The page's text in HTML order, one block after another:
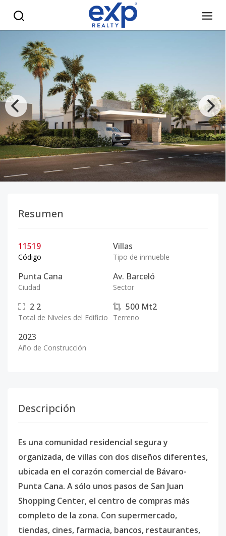
Resumen
11519
Código
Villas
Tipo de inmueble
Punta Cana
Ciudad
Av. Barceló
Sector
2 2
Total de Niveles del Edificio
500 Mt2
Terreno
2023
Año de Construcción
Descripción
Es una comunidad residencial segura y
organizada, de villas con dos diseños diferentes,
ubicada en el corazón comercial de Bávaro-
Punta Cana. A sólo unos pasos de San Juan
Shopping Center, el centro de compras más
completo de la zona. Con supermercado,
tiendas, cines, farmacia, bancos, restaurantes,
Villas de 1 y 2 Niveles de 3 habitaciones en Punta Cana -